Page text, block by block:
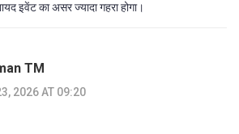
इवेंट का असर ज्यादा गहरा होगा।
TM
2026 AT 09:20